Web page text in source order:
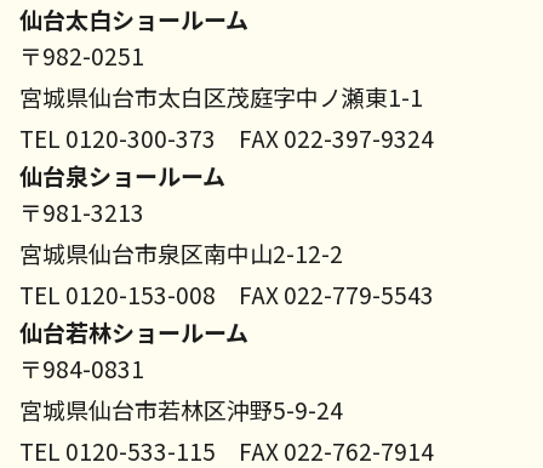
仙台太白ショールーム
〒982-0251
宮城県仙台市太白区茂庭字中ノ瀬東1-1
TEL 0120-300-373 FAX 022-397-9324
仙台泉ショールーム
〒981-3213
宮城県仙台市泉区南中山2-12-2
TEL 0120-153-008 FAX 022-779-5543
仙台若林ショールーム
〒984-0831
宮城県仙台市若林区沖野5-9-24
TEL 0120-533-115 FAX 022-762-7914